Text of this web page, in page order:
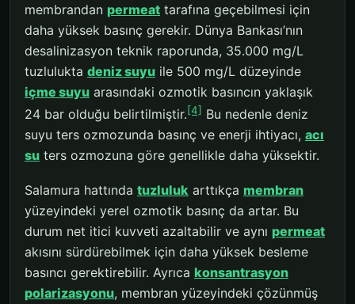
membrandan permeat tarafına geçebilmesi için
daha yüksek basınç gerekir. Dünya Bankası’nın
desalinizasyon teknik raporunda, 35.000 mg/L
tuzlulukta deniz suyu ile 500 mg/L düzeyinde
içme suyu arasındaki ozmotik basıncın yaklaşık
24 bar olduğu belirtilmiştir.[4] Bu nedenle deniz
suyu ters ozmozunda basınç ve enerji ihtiyacı, acı
su ters ozmozuna göre genellikle daha yüksektir.
Salamura hattında tuzluluk arttıkça membran
yüzeyindeki yerel ozmotik basınç da artar. Bu
durum net itici kuvveti azaltabilir ve aynı permeat
akısını sürdürebilmek için daha yüksek besleme
basıncı gerektirebilir. Ayrıca konsantrasyon
polarizasyonu, membran yüzeyindeki çözünmüş